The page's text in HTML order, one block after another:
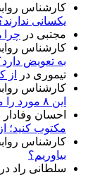
کارشناس
یکسانی
مجتبی در چرا
کارشناس
به تعویض
تیموری در
از
کارشناس
این ۸ مورد را مکتوب کنید؛ از متراژ پرت تا ضمانت نصب
احسان وفادار
مکتوب کنید؛
کارشناس
بیاوریم؟
سلطانی راد در